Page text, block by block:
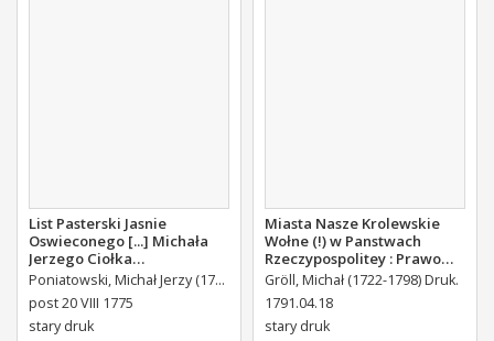
List Pasterski Jasnie
Oswieconego [...] Michała
Jerzego Ciołka
Poniatowskiego Biskupa
Płockiego Xiązęcia
Pułtuskiego [...] Do Oboyga
Stanu Tak Duchownego,
Poniatowski, Michał Jerzy (1736-1794)
post 20 VIII 1775
stary druk
Miasta Nasze Krolewskie
Wołne (!) w Panstwach
Rzeczypospolitey : Prawo
uchwalone Dnia 18.
kwietnia 1791.
Gröll, Michał (1722-1798) Druk.
1791.04.18
stary druk